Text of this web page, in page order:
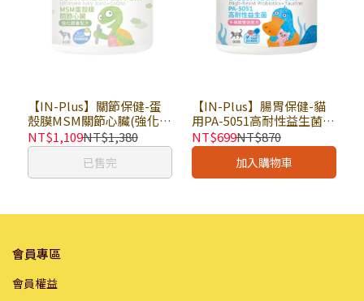
【IN-Plus】關節保健-蛋
殼膜MSM關節心臟(強化銀
養配方) 60顆 × 罐｜狗保
健品 軟錠型 卵磷脂 維持活
NT$1,109NT$1,380
已售完
【IN-Plus】腸胃保健-貓
用PA-5051高耐性益生菌
牛磺酸雙效配方 90顆 × 罐
｜貓保健品 軟錠型 促進食
NT$699NT$870
加入購物車
會員專區
會員權益